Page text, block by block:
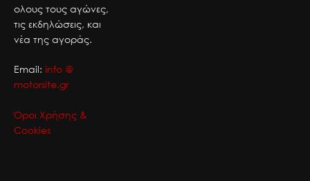
ολους τους αγώνες,
τις εκδηλώσεις, και
νέα της αγοράς.
Email: info @
motorsite.gr
Όροι Χρήσης &
Cookies